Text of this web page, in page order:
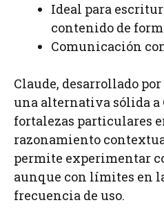
Ideal para
contenido de
Comunicación
Claude, desarrollado por
una alternativa sólida a
fortalezas particulares
razonamiento
permite experimentar
aunque con límites en
frecuencia de uso.